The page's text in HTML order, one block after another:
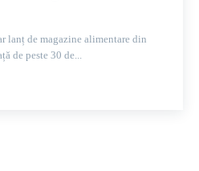
lanț de magazine alimentare din
de peste 30 de...